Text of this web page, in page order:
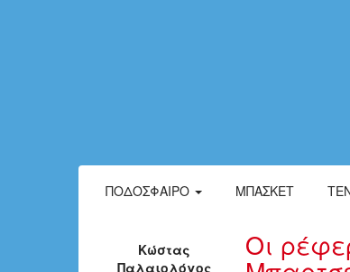
ΠΟΔΌΣΦΑΙΡΟ ΜΠΆΣΚΕΤ
Κώστας
Παλαιολόγος
Οι